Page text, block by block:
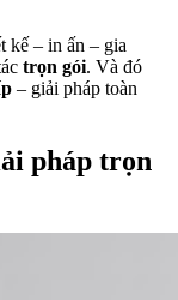
kế – in ấn – gia
trọn gói. Và đó
– giải pháp toàn
pháp trọn